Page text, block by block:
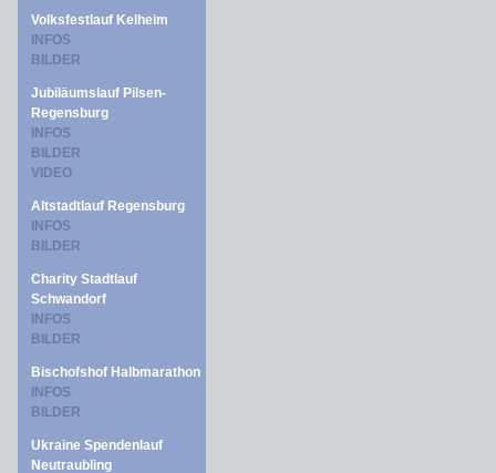
Volksfestlauf Kelheim
INFOS
BILDER
Jubiläumslauf Pilsen-
Regensburg
INFOS
BILDER
VIDEO
Altstadtlauf Regensburg
INFOS
BILDER
Charity Stadtlauf
Schwandorf
INFOS
BILDER
Bischofshof Halbmarathon
INFOS
BILDER
Ukraine Spendenlauf
Neutraubling